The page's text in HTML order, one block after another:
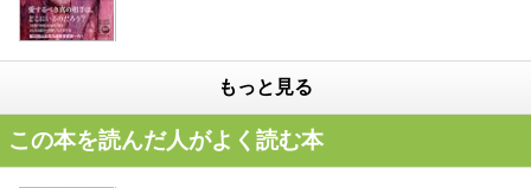
もっと見る
この本を読んだ人がよく読む本